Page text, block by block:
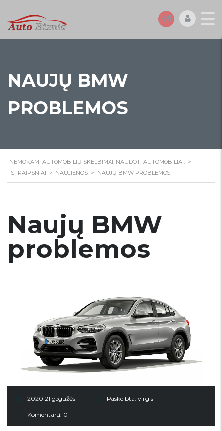
NAUJŲ BMW
PROBLEMOS
NEMOKAMI AUTOMOBILIŲ SKELBIMAI. NAUDOTI AUTOMOBILIAI. >
STRAIPSNIAI > NAUJIENOS > NAUJŲ BMW PROBLEMOS
Naujų BMW
problemos
2020 21 gegužės Paskelbta: virgis
Komentarų: 0